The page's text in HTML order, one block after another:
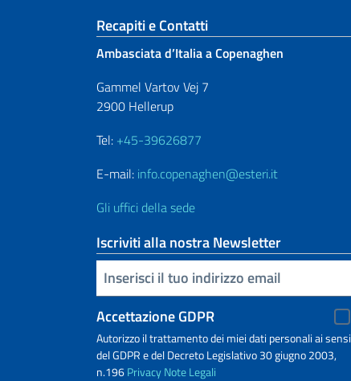
Sezione footer
Recapiti e Contatti
Ambasciata d’Italia a Copenaghen
Gammel Vartov Vej 7
2900 Hellerup
Tel: +45-39626877
E-mail: info.copenaghen@esteri.it
Gli uffici della sede
Iscriviti alla nostra Newsletter
Inserisci la tua email
Accettazione GDPR
Autorizzo il trattamento dei miei dati personali ai sensi
del GDPR e del Decreto Legislativo 30 giugno 2003,
n.196PrivacyNote Legali